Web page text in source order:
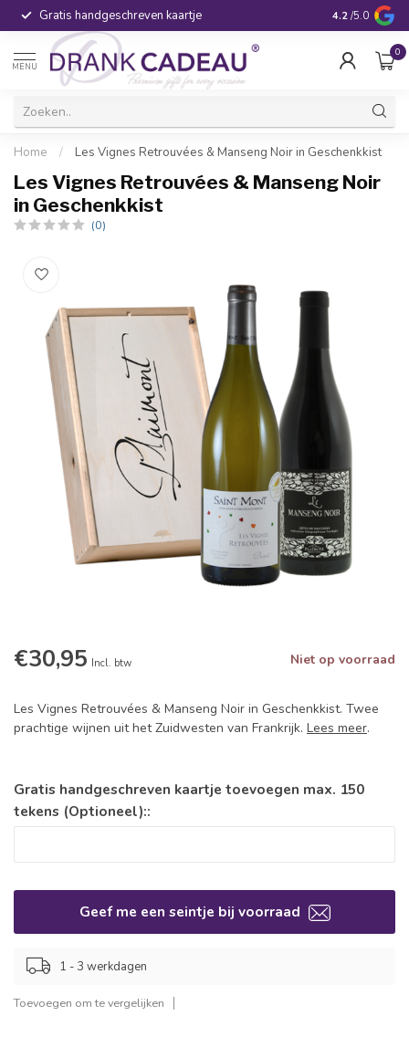
Gratis handgeschreven kaartje Voor 16:00
4.2 /5.0
MENU
0
Home / Les Vignes Retrouvées & Manseng Noir in Geschenkkist
Les Vignes Retrouvées & Manseng Noir
in Geschenkkist
(0)
€30,95 Incl. btw Niet op voorraad
Les Vignes Retrouvées & Manseng Noir in Geschenkkist. Twee
prachtige wijnen uit het Zuidwesten van Frankrijk. Lees meer.
Gratis handgeschreven kaartje toevoegen max. 150
tekens (Optioneel)::
Geef me een seintje bij voorraad
1 - 3 werkdagen
Toevoegen om te vergelijken